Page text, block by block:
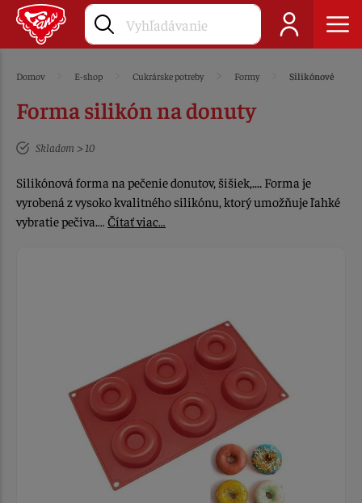
Domov E-shop Cukrárske potreby Formy Silikónové
Forma silikón na donuty
Skladom > 10
Silikónová forma na pečenie donutov, šišiek,.... Forma je
vyrobená z vysoko kvalitného silikónu, ktorý umožňuje ľahké
vybratie pečiva.… Čítať viac…